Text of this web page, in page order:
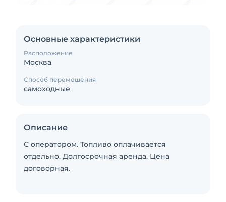
Основные характеристики
Расположение
Москва
Способ перемещения
самоходные
Описание
С оператором. Топливо оплачивается
отдельно. Долгосрочная аренда. Цена
договорная.